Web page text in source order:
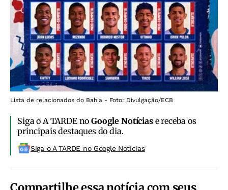
Lista de relacionados do Bahia - Foto: Divulgação/ECB
Siga o A TARDE noGoogle Notíciase receba os
principais destaques do dia.
Siga o A TARDE no Google Noticias